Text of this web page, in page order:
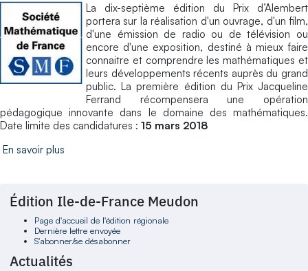
La dix-septième édition du Prix d’Alembert
portera sur la réalisation d'un ouvrage, d'un film,
d'une émission de radio ou de télévision ou
encore d'une exposition, destiné à mieux faire
connaitre et comprendre les mathématiques et
leurs développements récents auprès du grand
public. La première édition du Prix Jacqueline
Ferrand récompensera une opération
pédagogique innovante dans le domaine des mathématiques.
Date limite des candidatures : 15 mars 2018
En savoir plus
Édition Ile-de-France Meudon
Page d'accueil de l'édition régionale
Dernière lettre envoyée
S'abonner/se désabonner
Actualités